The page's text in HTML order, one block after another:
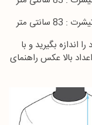
اندازه بگیرید و با
بالا عکس راهنمای